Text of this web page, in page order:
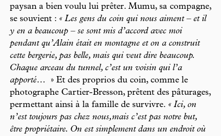
paysan a bien voulu lui prêter. Mumu, sa compagne,
se souvient : « Les gens du coin qui nous aiment – et il
y en a beaucoup – se sont mis d’accord avec moi
pendant qu’Alain était en montagne et on a construit
cette bergerie, pas belle, mais qui veut dire beaucoup.
Chaque arceau du tunnel, c’est un voisin qui l’a
apporté…
» Et des proprios du coin, comme le
photographe Cartier-Bresson, prêtent des pâturages,
permettant ainsi à la famille de survivre. « Ici, on
n’est toujours pas chez nous,mais c’est pas notre but,
être propriétaire. On est simplement dans un endroit où